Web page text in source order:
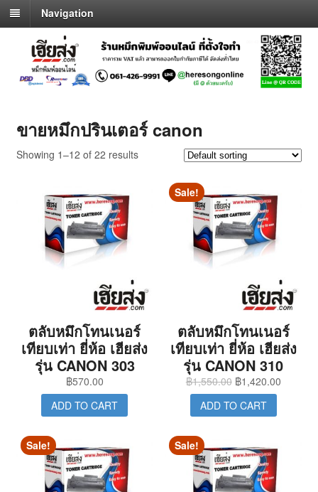
Navigation
ขายหมึกปรินเตอร์ canon
Showing 1–12 of 22 results
ตลับหมึกโทนเนอร์
เทียบเท่า ยี่ห้อ เฮียส่ง
รุ่น CANON 303
฿570.00
ADD TO CART
Sale!
ตลับหมึกโทนเนอร์
เทียบเท่า ยี่ห้อ เฮียส่ง
รุ่น CANON 310
฿1,550.00 ฿1,420.00
ADD TO CART
Sale! Sale!